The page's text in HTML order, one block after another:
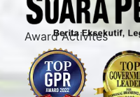
Award Activites